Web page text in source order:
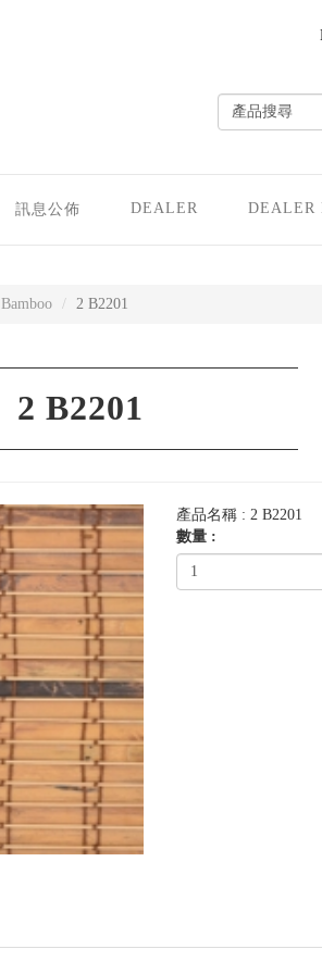
訊息公佈 DEALER DEALER
Bamboo 2 B2201
2 B2201
產品名稱 : 2 B2201
數量 :